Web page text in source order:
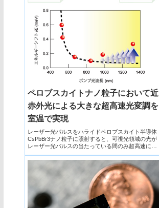
ペロブスカイトナノ粒子において近
赤外光による大きな超高速光変調を
室温で実現
レーザー光パルスをハライドペロブスカイト半導体
CsPbBr3ナノ粒子に照射すると、可視光領域の光が
レーザー光パルスの当たっている間のみ超高速に変
異に増大する現象を室温で発見した。